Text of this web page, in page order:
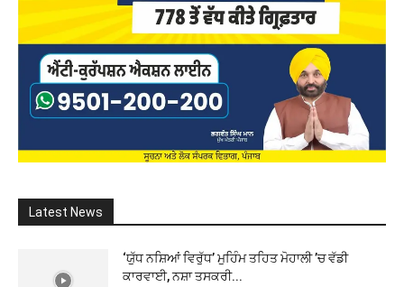
Latest News
‘ਯੁੱਧ ਨਸ਼ਿਆਂ ਵਿਰੁੱਧ’ ਮੁਹਿੰਮ ਤਹਿਤ ਮੋਹਾਲੀ ’ਚ ਵੱਡੀ
ਕਾਰਵਾਈ, ਨਸ਼ਾ ਤਸਕਰੀ...